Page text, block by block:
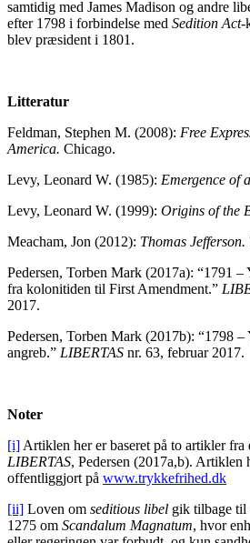
samtidig med James Madison og andre
efter 1798 i forbindelse med Sedition Act-
blev præsident i 1801.
Litteratur
Feldman, Stephen M. (2008): Free
America. Chicago.
Levy, Leonard W. (1985): Emergence of
Levy, Leonard W. (1999): Origins of the
Meacham, Jon (2012): Thomas
Pedersen, Torben Mark (2017a): “1791
fra kolonitiden til First Amendment.”
2017.
Pedersen, Torben Mark (2017b): “1798
angreb.” LIBERTAS nr. 63, februar 2017.
Noter
[i] Artiklen her er baseret på to artikler fra
LIBERTAS, Pedersen (2017a,b). Artiklen
offentliggjort på www.trykkefrihed.dk
[ii] Loven om seditious libel gik tilbage til
1275 om Scandalum Magnatum, hvor